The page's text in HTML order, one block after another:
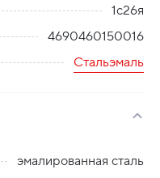
1с26я
4690460150016
Стальэмаль
эмалированная сталь